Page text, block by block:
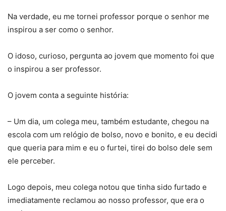
Na verdade, eu me tornei professor porque o senhor me
inspirou a ser como o senhor.
O idoso, curioso, pergunta ao jovem que momento foi que
o inspirou a ser professor.
O jovem conta a seguinte história:
– Um dia, um colega meu, também estudante, chegou na
escola com um relógio de bolso, novo e bonito, e eu decidi
que queria para mim e eu o furtei, tirei do bolso dele sem
ele perceber.
Logo depois, meu colega notou que tinha sido furtado e
imediatamente reclamou ao nosso professor, que era o